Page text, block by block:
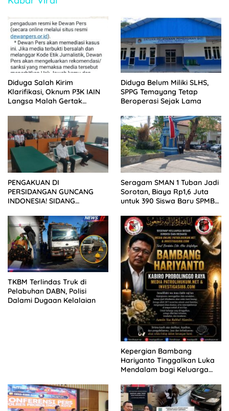
Diduga Salah Kirim
Klarifikasi, Oknum P3K IAIN
Langsa Malah Gertak
Diduga Belum Miliki SLHS,
SPPG Temayang Tetap
Beroperasi Sejak Lama
PENGAKUAN DI
PERSIDANGAN GUNCANG
INDONESIA! SIDANG
KELUARGA KORBAN
MENGAMUK DI PN MALANG
Seragam SMAN 1 Tuban Jadi
Sorotan, Biaya Rp1,6 Juta
untuk 390 Siswa Baru SPMB
TKBM Terlindas Truk di
Pelabuhan DABN, Polisi
Dalami Dugaan Kelalaian
Kepergian Bambang
Hariyanto Tinggalkan Luka
Mendalam bagi Keluarga